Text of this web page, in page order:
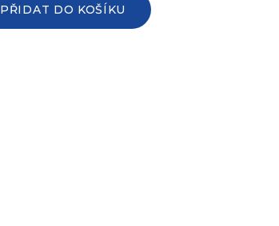
PŘIDAT DO KOŠÍKU